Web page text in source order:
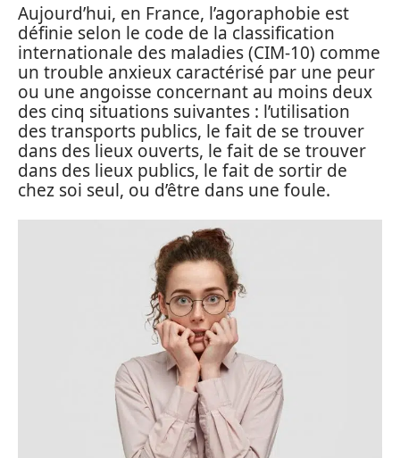
Aujourd’hui, en France, l’agoraphobie est
définie selon le code de la classification
internationale des maladies (CIM-10) comme
un trouble anxieux caractérisé par une peur
ou une angoisse concernant au moins deux
des cinq situations suivantes : l’utilisation
des transports publics, le fait de se trouver
dans des lieux ouverts, le fait de se trouver
dans des lieux publics, le fait de sortir de
chez soi seul, ou d’être dans une foule.